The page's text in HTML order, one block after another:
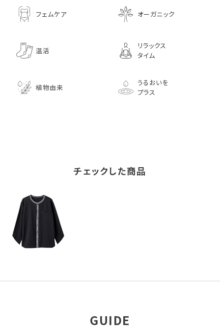
フェムケア オーガニック
温活
リラックス
タイム
植物由来
うるおいを
プラス
チェックした商品
GUIDE